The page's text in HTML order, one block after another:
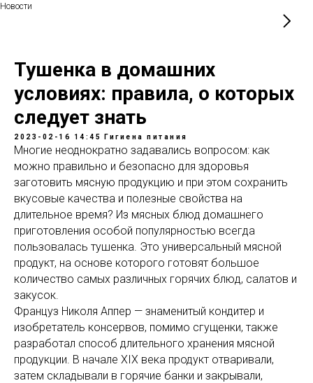
Новости
Тушенка в домашних
условиях: правила, о которых
следует знать
2023-02-16 14:45 Гигиена питания
Многие неоднократно задавались вопросом: как
можно правильно и безопасно для здоровья
заготовить мясную продукцию и при этом сохранить
вкусовые качества и полезные свойства на
длительное время? Из мясных блюд домашнего
приготовления особой популярностью всегда
пользовалась тушенка. Это универсальный мясной
продукт, на основе которого готовят большое
количество самых различных горячих блюд, салатов и
закусок.
Француз Николя Аппер — знаменитый кондитер и
изобретатель консервов, помимо сгущенки, также
разработал способ длительного хранения мясной
продукции. В начале XIX века продукт отваривали,
затем складывали в горячие банки и закрывали,